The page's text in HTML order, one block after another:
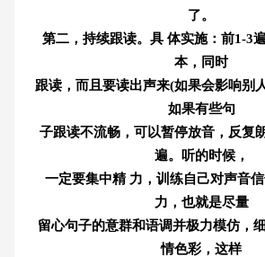
了。
第二，持续跟读。具 体实施：前1-3
本，同时
跟读，而且要读出声来(如果会影响别
如果有些句
子跟读不流畅，可以暂停放音，反复
遍。听的时候，
一定要集中精 力，训练自己对声音
力，也就是尽量
留心句子的意群和语调并极力模仿，
情色彩，这样